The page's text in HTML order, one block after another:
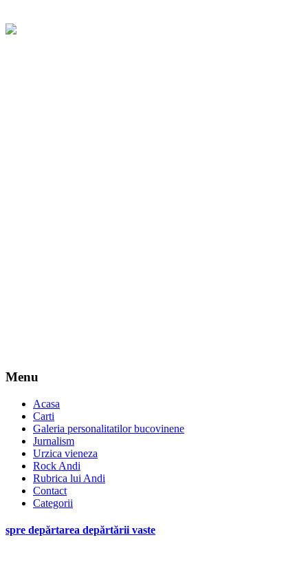
Menu
Acasa
Carti
Galeria personalitatilor bucovinene
Jurnalism
Urzica vieneza
Rock Andi
Rubrica lui Andi
Contact
Categorii
spre depărtarea depărtării vaste